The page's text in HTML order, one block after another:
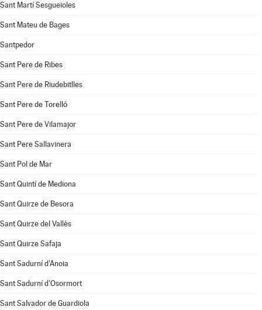
Sant Martí Sesgueioles
Sant Mateu de Bages
Santpedor
Sant Pere de Ribes
Sant Pere de Riudebitlles
Sant Pere de Torelló
Sant Pere de Vilamajor
Sant Pere Sallavinera
Sant Pol de Mar
Sant Quintí de Mediona
Sant Quirze de Besora
Sant Quirze del Vallès
Sant Quirze Safaja
Sant Sadurní d'Anoia
Sant Sadurní d'Osormort
Sant Salvador de Guardiola